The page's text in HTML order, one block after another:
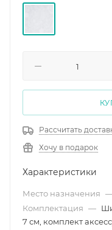
Рассчитать
Хочу в подарок
Характеристики
Место назначения
Комплектация —
7 см, комплект